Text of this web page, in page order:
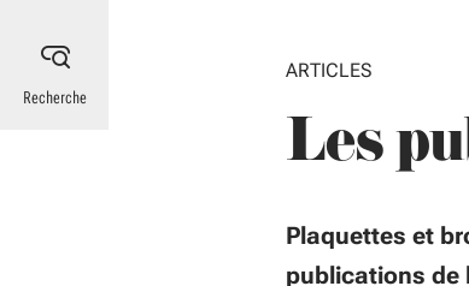
Recherche
ARTICLES
Les
Plaquettes et
publications de